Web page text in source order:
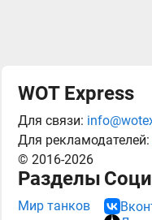
WOT Express
Для связи:
Для рекламодателей:
© 2016-2026
Разделы
Мир танков